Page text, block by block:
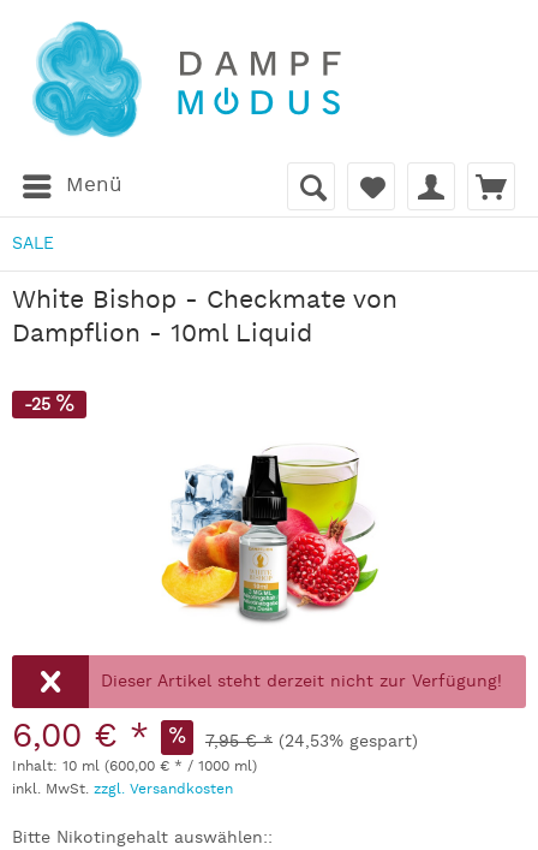
Menü
SALE
White Bishop - Checkmate von
Dampflion - 10ml Liquid
-25
Dieser Artikel steht derzeit nicht zur Verfügung!
6,00 € * 7,95 € * (24,53% gespart)
Inhalt: 10 ml (600,00 € * / 1000 ml)
inkl. MwSt. zzgl. Versandkosten
Bitte Nikotingehalt auswählen::